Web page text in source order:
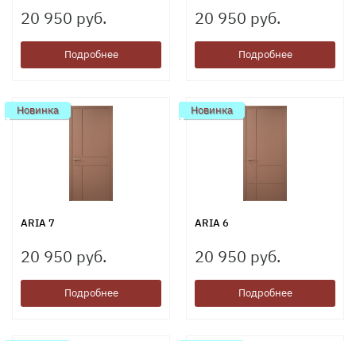
20 950 руб.
Подробнее
20 950 руб.
Подробнее
Новинка
ARIA 7
20 950 руб.
Подробнее
Новинка
ARIA 6
20 950 руб.
Подробнее